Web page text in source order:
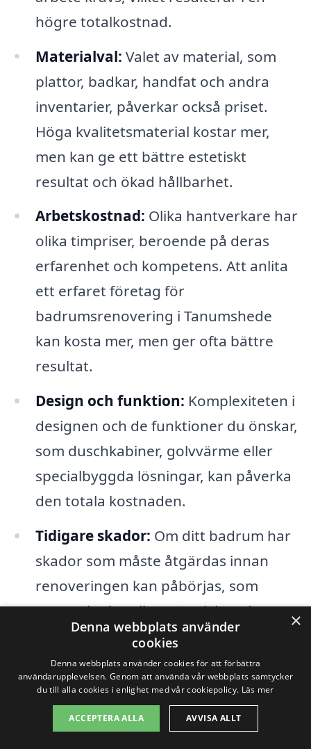
högre totalkostnad.
Materialval: Valet av material, som
plattor, badkar, handfat och andra
inventarier, påverkar också priset.
Höga kvalitetsmaterial kostar mer,
men kan ge ett bättre estetiskt
resultat och ökad hållbarhet.
Arbetskostnad: Olika hantverkare har
olika timpriser, beroende på deras
erfarenhet och kompetens. Att anlita
ett erfaret företag för
badrumsrenovering i Tanumshede
kan kosta mer, men ger ofta bättre
resultat.
Design och funktion: Komplexiteten i
designen och de funktioner du önskar,
som duschkabiner, golvvärme eller
specialbyggda lösningar, kan påverka
den totala kostnaden.
Tidigare skador: Om ditt badrum har
skador som måste åtgärdas innan
renoveringen kan påbörjas, som
vattenskador eller mögel, kan detta
öka kostnaden betydligt.
För att få en exakt uppskattning av
kostnaderna för din badrumsrenovering i
Tanumshede är det bäst att kontakta flera
×
Denna webbplats använder
cookies
Denna webbplats använder cookies för att förbättra
användarupplevelsen. Genom att använda vår webbplats samtycker
du till alla cookies i enlighet med vår cookiepolicy. Läs mer
ACCEPTERA ALLA AVVISA ALLT